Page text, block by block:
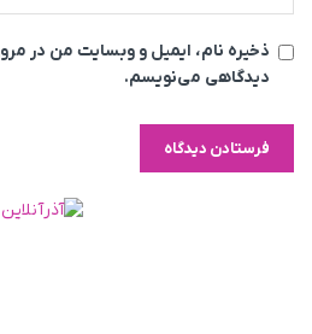
ذخیره نام، ایمیل و وبسایت من در
دیدگاهی می‌نویسم.